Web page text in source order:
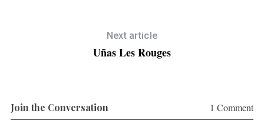
Next article
Uñas Les Rouges
Join the Conversation 1 Comment
h
f